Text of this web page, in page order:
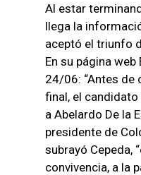
Al estar
llega la
aceptó el triunfo
En su página web
24/06: “Antes de
final, el
a Abelardo De la
presidente de
subrayó Cepeda,
convivencia, a la